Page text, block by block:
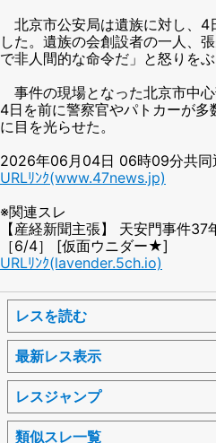
北京市公安局は遺族に対し、4
した。遺族の会創設者の一人、
で非人間的な命令だ」と怒りをぶ
事件の現場となった北京市中
4日を前に警察官やパトカーが
に目を光らせた。
2026年06月04日 06時09分共同
URLﾘﾝｸ(www.47news.jp)
※関連スレ
【産経新聞主張】 天安門事件
［6/4］ [仮面ウニダー★]
URLﾘﾝｸ(lavender.5ch.io)
レスを読む
最新レス表示
レスジャンプ
類似スレ一覧